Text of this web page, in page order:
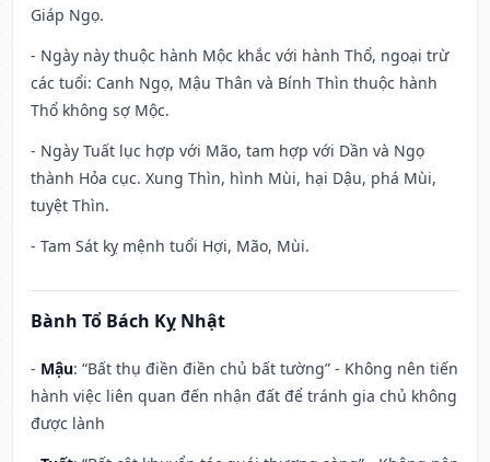
Giáp Ngọ.
- Ngày này thuộc hành Mộc khắc với hành Thổ, ngoại trừ
các tuổi: Canh Ngọ, Mậu Thân và Bính Thìn thuộc hành
Thổ không sợ Mộc.
- Ngày Tuất lục hợp với Mão, tam hợp với Dần và Ngọ
thành Hỏa cục. Xung Thìn, hình Mùi, hại Dậu, phá Mùi,
tuyệt Thìn.
- Tam Sát kỵ mệnh tuổi Hợi, Mão, Mùi.
Bành Tổ Bách Kỵ Nhật
- Mậu: “Bất thụ điền điền chủ bất tường” - Không nên tiến
hành việc liên quan đến nhận đất để tránh gia chủ không
được lành